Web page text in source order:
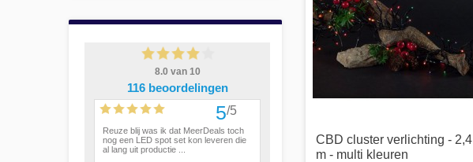
CBD cluster verlichting - 2,4
m - multi kleuren